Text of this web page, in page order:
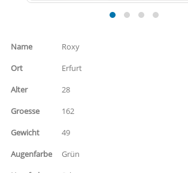
Name
Roxy
Ort
Erfurt
Alter
28
Groesse
162
Gewicht
49
Augenfarbe
Grün